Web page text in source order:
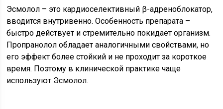
Эсмолол – это кардиоселективный β-адреноблокатор,
вводится внутривенно. Особенность препарата –
быстро действует и стремительно покидает организм.
Пропранолол обладает аналогичными свойствами, но
его эффект более стойкий и не проходит за короткое
время. Поэтому в клинической практике чаще
используют Эсмолол.